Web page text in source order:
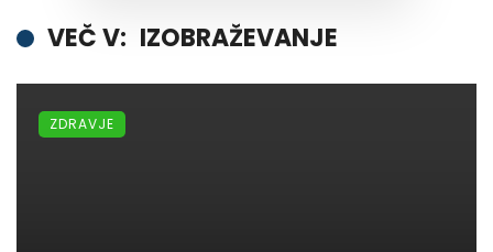
VEČ V: IZOBRAŽEVANJE
ZDRAVJE